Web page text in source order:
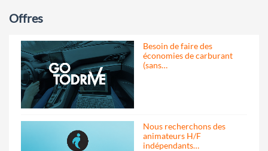
Offres
Besoin de faire des
économies de carburant
(sans…
Nous recherchons des
animateurs H/F
indépendants…